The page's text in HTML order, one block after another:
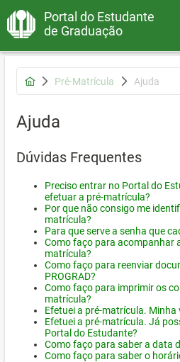
Portal do Estudante
de Graduação
Pré-Matrícula Ajuda
Ajuda
Dúvidas Frequentes
Preciso entrar no Portal do
efetuar a pré-matrícula?
Por que não consigo me
matrícula?
Para que serve a senha que
Como faço para acompanhar
matrícula?
Como faço para reenviar
PROGRAD?
Como faço para imprimir os
matrícula?
Efetuei a pré-matrícula.
Efetuei a pré-matrícula. Já
Portal do Estudante?
Como faço para saber a data
Como faço para saber o